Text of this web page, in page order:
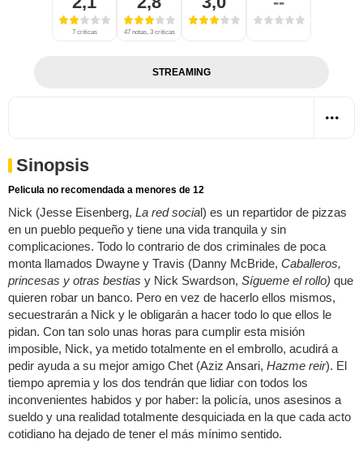
7 críticas 47 notas, 3 críticas
STREAMING
Sinopsis
Pelicula no recomendada a menores de 12
Nick (Jesse Eisenberg, La red social) es un repartidor de pizzas
en un pueblo pequeño y tiene una vida tranquila y sin
complicaciones. Todo lo contrario de dos criminales de poca
monta llamados Dwayne y Travis (Danny McBride, Caballeros,
princesas y otras bestias y Nick Swardson, Sígueme el rollo) que
quieren robar un banco. Pero en vez de hacerlo ellos mismos,
secuestrarán a Nick y le obligarán a hacer todo lo que ellos le
pidan. Con tan solo unas horas para cumplir esta misión
imposible, Nick, ya metido totalmente en el embrollo, acudirá a
pedir ayuda a su mejor amigo Chet (Aziz Ansari, Hazme reir). El
tiempo apremia y los dos tendrán que lidiar con todos los
inconvenientes habidos y por haber: la policía, unos asesinos a
sueldo y una realidad totalmente desquiciada en la que cada acto
cotidiano ha dejado de tener el más mínimo sentido.